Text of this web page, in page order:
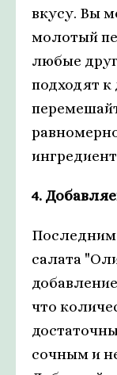
вкусу. Вы
молотый
любые
подходят
4.
Последним
салата
что
сочным и